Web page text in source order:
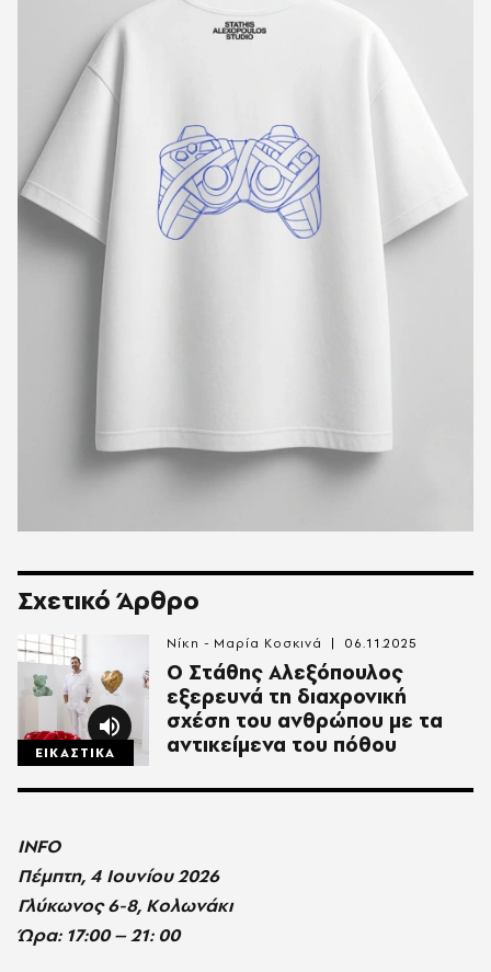
Σχετικό Άρθρο
ΕΙΚΑΣΤΙΚΑ
Ο Στάθης Αλεξόπουλος
εξερευνά τη διαχρονική
σχέση του ανθρώπου με τα
αντικείμενα του πόθου
Νίκη - Μαρία Κοσκινά 06.11.2025
ΙΝFO
Πέμπτη, 4 Ιουνίου 2026
Γλύκωνος 6-8, Κολωνάκι
Ώρα: 17:00 – 21: 00